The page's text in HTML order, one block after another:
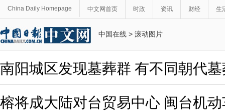
China Daily Homepage 中文网首页 时政 资讯 财经 生
中国在线 > 滚动图片
南阳城区发现墓葬群 有不同朝代
榕将成大陆对台贸易中心 闽台机